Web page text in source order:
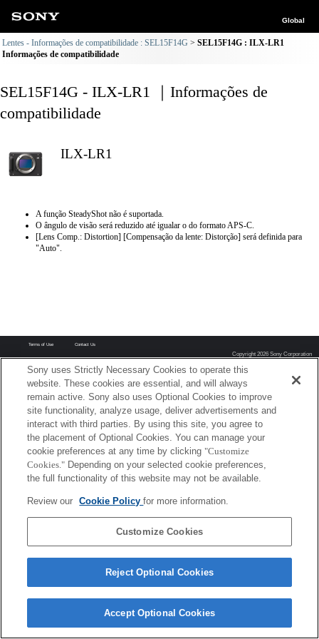
Global
Lentes - Informações de compatibilidade : SEL15F14G
SEL15F14G : ILX-LR1
Informações de compatibilidade
SEL15F14G - ILX-LR1 ｜Informações de
compatibilidade
ILX-LR1
A função SteadyShot não é suportada.
O ângulo de visão será reduzido até igualar o do formato APS-C.
[Lens Comp.: Distortion] [Compensação da lente: Distorção] será definida para
"Auto".
Terms of Use Contact Us
Copyright 2026 Sony Corporation
Sony uses Strictly Necessary Cookies to operate this
website. These cookies are essential, and will always
remain active. Sony also uses Optional Cookies to improve
site functionality, analyze usage, deliver advertisements and
interact with third parties. By using this site, you agree to
the placement of Optional Cookies. You can manage your
cookie preferences at any time by clicking "Customize
Cookies." Depending on your selected cookie preferences,
the full functionality of this website may not be available.
Review our Cookie Policyfor more information.
Customize Cookies
Reject Optional Cookies
Accept Optional Cookies